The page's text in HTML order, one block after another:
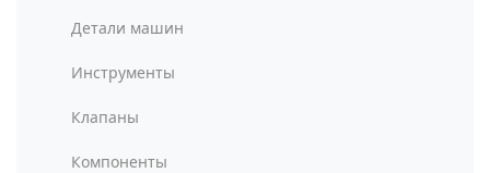
Детали машин
Инструменты
Клапаны
Компоненты